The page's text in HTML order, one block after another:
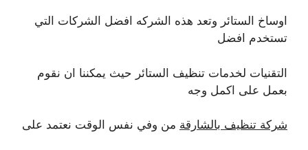
اوساخ الستائر وتعد هذه الشركه افضل الشركات التي
تستخدم افضل
التقنيات لخدمات تنظيف الستائر حيث يمكننا ان نقوم
بعمل على اكمل وجه
شركة تنظيف بالشارقة من وفي نفس الوقت نعتمد على